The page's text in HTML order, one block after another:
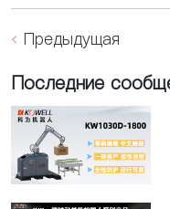
Предыдущая
Последние